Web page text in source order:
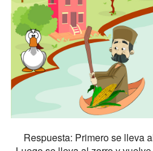
Respuesta: Primero se lleva